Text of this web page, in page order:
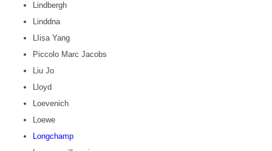
Lindbergh
Linddna
LIisa Yang
Piccolo Marc Jacobs
Liu Jo
Lloyd
Loevenich
Loewe
Longchamp